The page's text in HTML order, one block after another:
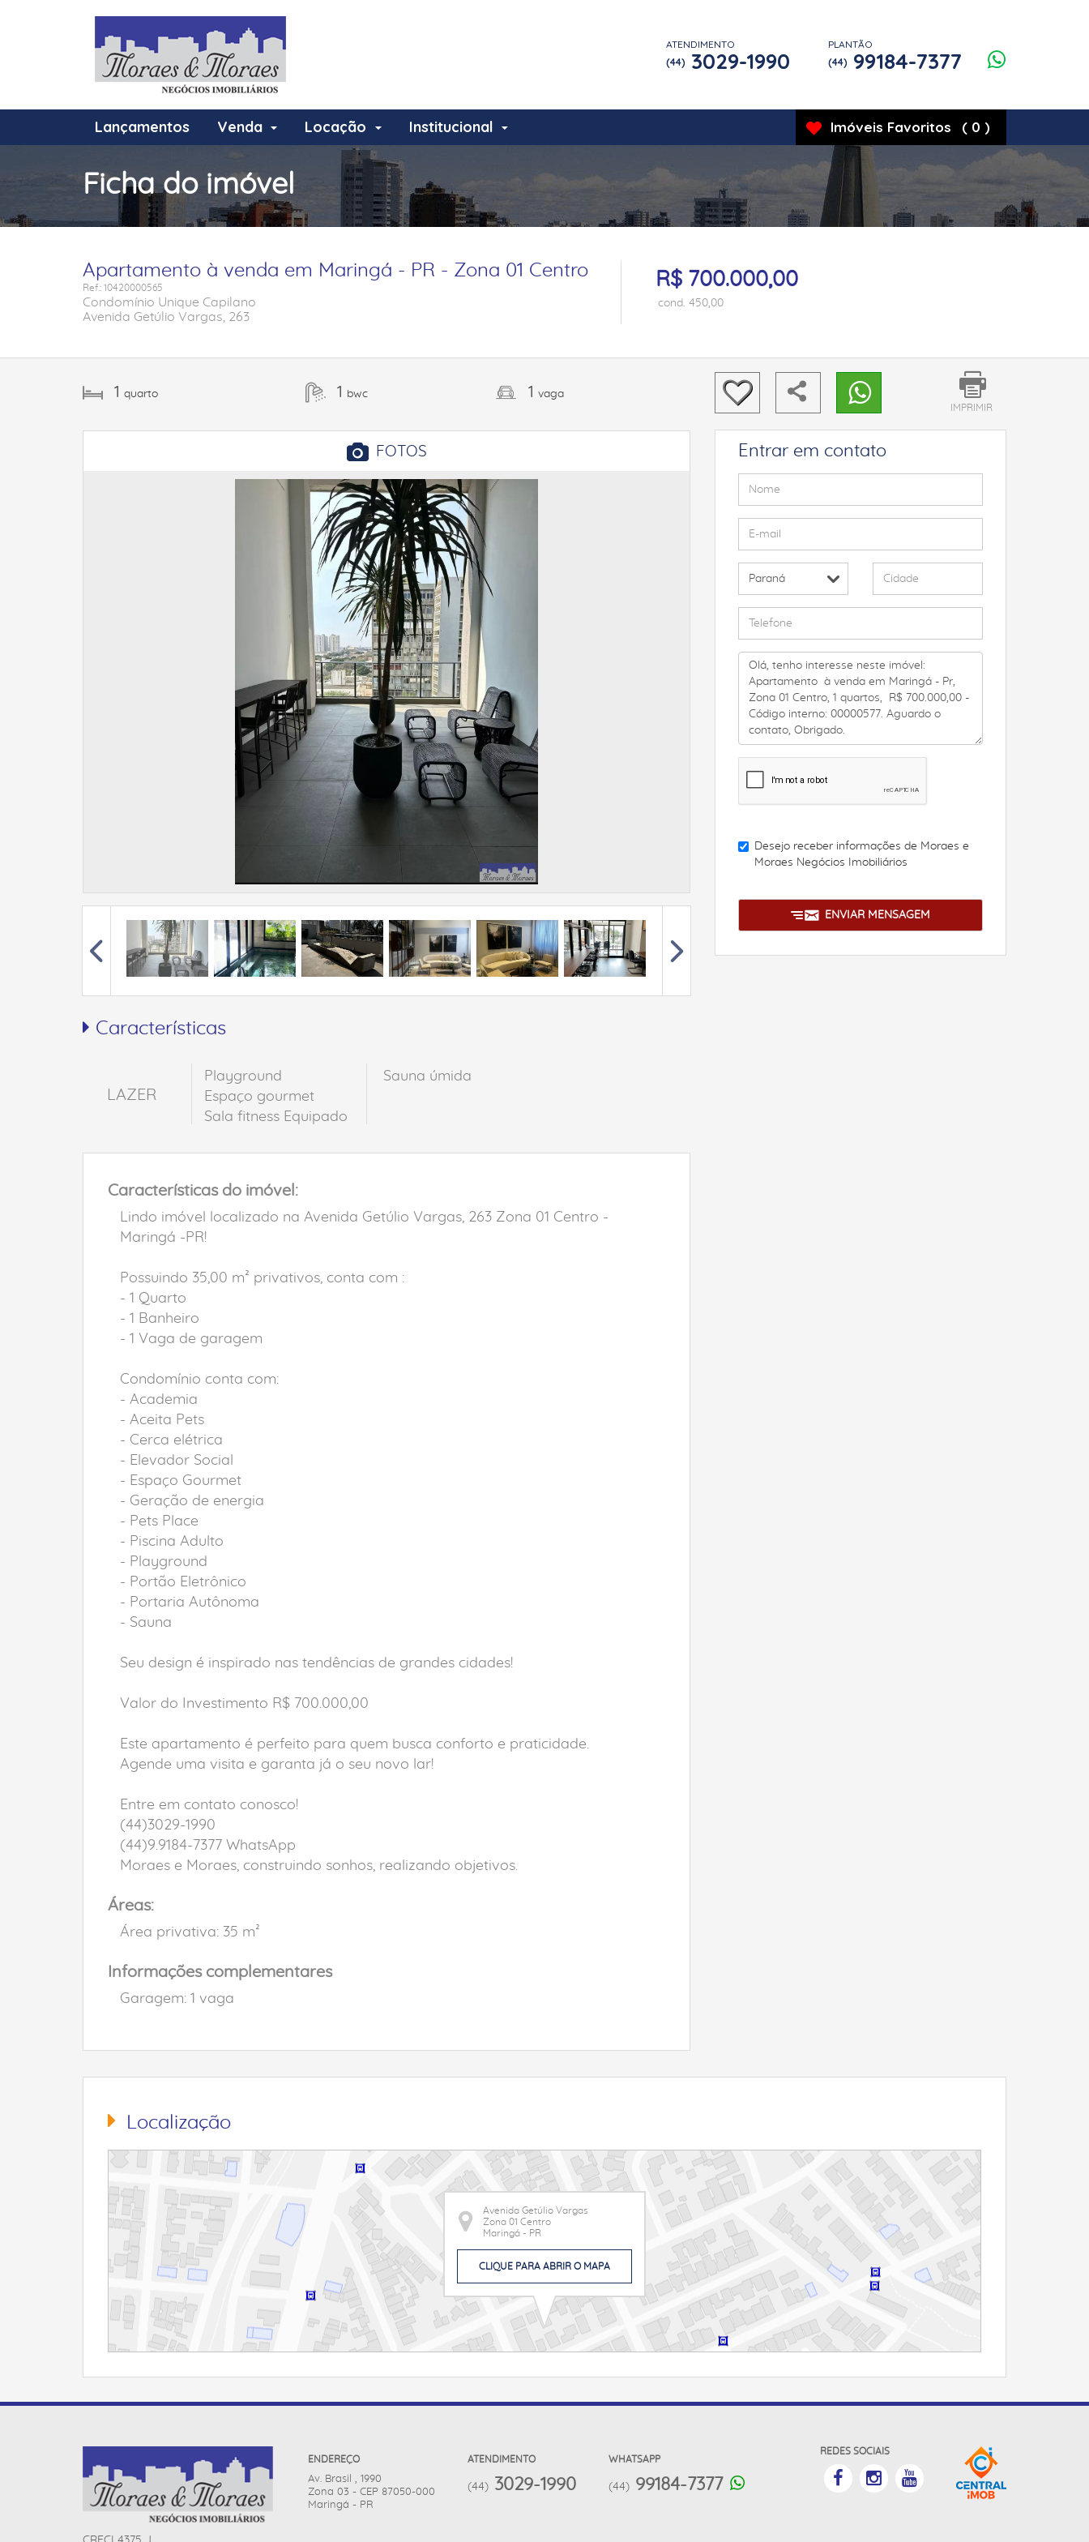
ATENDIMENTO
(44) 3029-1990
PLANTÃO
(44) 99184-7377
Lançamentos Venda Locação Institucional Imóveis Favoritos ( 0 )
Ficha do imóvel
Apartamento à venda em Maringá - PR - Zona 01 Centro
Ref.: 10420000565
Condomínio Unique Capilano
Avenida Getúlio Vargas, 263
R$ 700.000,00
cond. 450,00
1 quarto 1 bwc 1vaga
FOTOS
IMPRIMIR
Entrar em contato
Desejo receber informações de Moraes e
Moraes Negócios Imobiliários
ENVIAR MENSAGEM
Características
LAZER
Playground
Espaço gourmet
Sala fitness Equipado
Sauna úmida
Características do imóvel:
Lindo imóvel localizado na Avenida Getúlio Vargas, 263 Zona 01 Centro -
Maringá -PR!
Possuindo 35,00 m² privativos, conta com :
- 1 Quarto
- 1 Banheiro
- 1 Vaga de garagem
Condomínio conta com:
- Academia
- Aceita Pets
- Cerca elétrica
- Elevador Social
- Espaço Gourmet
- Geração de energia
- Pets Place
- Piscina Adulto
- Playground
- Portão Eletrônico
- Portaria Autônoma
- Sauna
Seu design é inspirado nas tendências de grandes cidades!
Valor do Investimento R$ 700.000,00
Este apartamento é perfeito para quem busca conforto e praticidade.
Agende uma visita e garanta já o seu novo lar!
Entre em contato conosco!
(44)3029-1990
(44)9.9184-7377 WhatsApp
Moraes e Moraes, construindo sonhos, realizando objetivos.
Áreas:
Área privativa: 35 m²
Informações complementares
Garagem: 1 vaga
Localização
Avenida Getúlio Vargas
Zona 01 Centro
Maringá - PR
CLIQUE PARA ABRIR O MAPA
ENDEREÇO
Av. Brasil , 1990
Zona 03 - CEP 87050-000
Maringá - PR
ATENDIMENTO
(44) 3029-1990
WHATSAPP
(44) 99184-7377
REDES SOCIAIS